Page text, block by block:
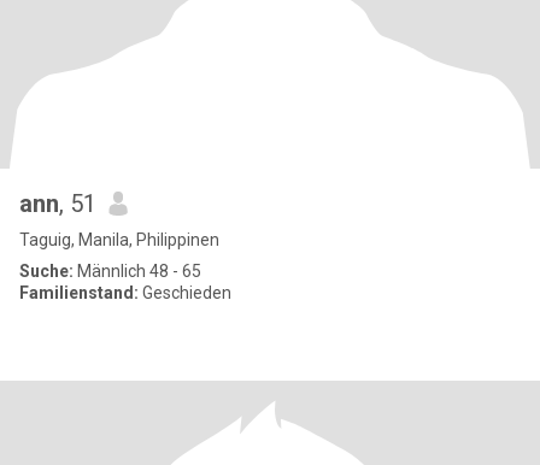
ann, 51
Taguig, Manila, Philippinen
Suche: Männlich 48 - 65
Familienstand: Geschieden